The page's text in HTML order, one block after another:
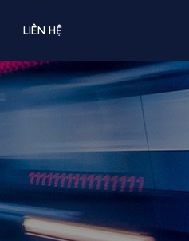
LIÊN HỆ